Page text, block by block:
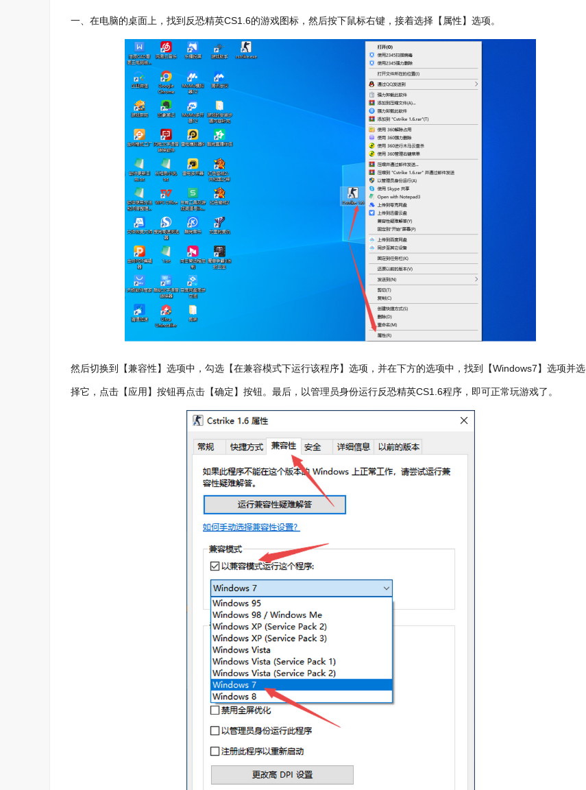
一、在电脑的桌面上，找到反恐精英CS1.6的游戏图标，然后按下鼠标右键，接着选择【属性】选项。
然后切换到【兼容性】选项中，勾选【在兼容模式下运行该程序】选项，并在下方的选项中，找到【Windows7】选项并选
择它，点击【应用】按钮再点击【确定】按钮。最后，以管理员身份运行反恐精英CS1.6程序，即可正常玩游戏了。